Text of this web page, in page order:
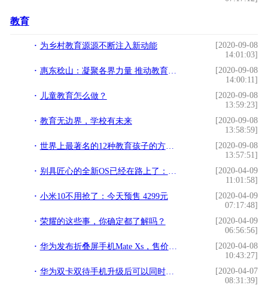
教育
为乡村教育源源不断注入新动能
[2020-09-08
14:01:03]
惠东稔山：凝聚各界力量 推动教育高质量发展
[2020-09-08
14:00:11]
儿童教育怎么做？
[2020-09-08
13:59:23]
教育无边界，学校有未来
[2020-09-08
13:58:59]
世界上最著名的12种教育孩子的方法，非常值得借鉴
[2020-09-08
13:57:51]
别具匠心的全新OS已经在路上了：小米下半年发布MIUI 11
[2020-04-09
11:01:58]
小米10不用抢了：今天预售 4299元
[2020-04-09
07:17:48]
荣耀的这些事，你确定都了解吗？
[2020-04-09
06:56:56]
华为发布折叠屏手机Mate Xs，售价2499欧元
[2020-04-08
10:43:27]
华为双卡双待手机升级后可以同时支持两张电信卡
[2020-04-07
08:31:39]